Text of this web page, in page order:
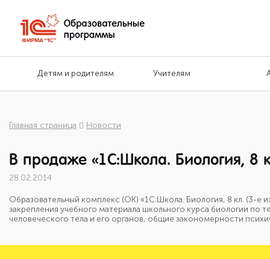
Детям и родителям Учителям
Главная страница Новости
В продаже «1С:Школа. Биология, 8
28.02.2014
Образовательный комплекс (ОК) «1С:Школа. Биология, 8 кл. (3-е
закрепления учебного материала школьного курса биологии
человеческого тела и его органов, общие закономерности